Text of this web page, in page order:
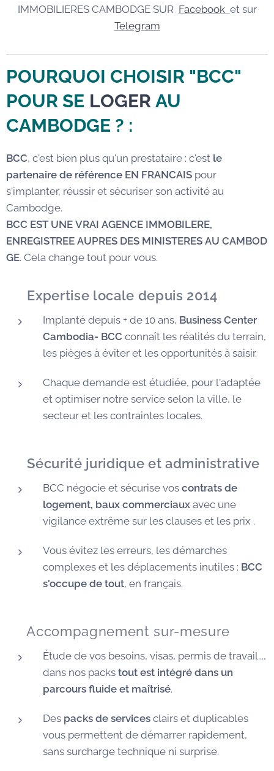
IMMOBILIERES CAMBODGE SUR Facebook et sur
Telegram
POURQUOI CHOISIR "BCC"
POUR SE LOGER AU
CAMBODGE ? :
BCC, c'est bien plus qu'un prestataire : c'est le
partenaire de référence EN FRANCAIS pour
s'implanter, réussir et sécuriser son activité au
Cambodge.
BCC EST UNE VRAI AGENCE IMMOBILERE,
ENREGISTREE AUPRES DES MINISTERES AU CAMBOD
GE. Cela change tout pour vous.
Expertise locale depuis 2014
Implanté depuis + de 10 ans, Business Center
Cambodia- BCC connaît les réalités du terrain,
les pièges à éviter et les opportunités à saisir.
Chaque demande est étudiée, pour l'adaptée
et optimiser notre service selon la ville, le
secteur et les contraintes locales.
🛡️Sécurité juridique et administrative
BCC négocie et sécurise vos contrats de
logement, baux commerciaux avec une
vigilance extrême sur les clauses et les prix .
Vous évitez les erreurs, les démarches
complexes et les déplacements inutiles : BCC
s'occupe de tout, en français.
🧭 Accompagnement sur-mesure
Étude de vos besoins, visas, permis de travail...,
dans nos packs tout est intégré dans un
parcours fluide et maîtrisé.
Des packs de services clairs et duplicables
vous permettent de démarrer rapidement,
sans surcharge technique ni surprise.